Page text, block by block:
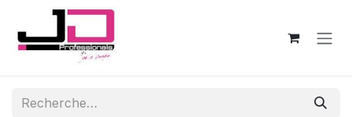
Se rendre au contenu